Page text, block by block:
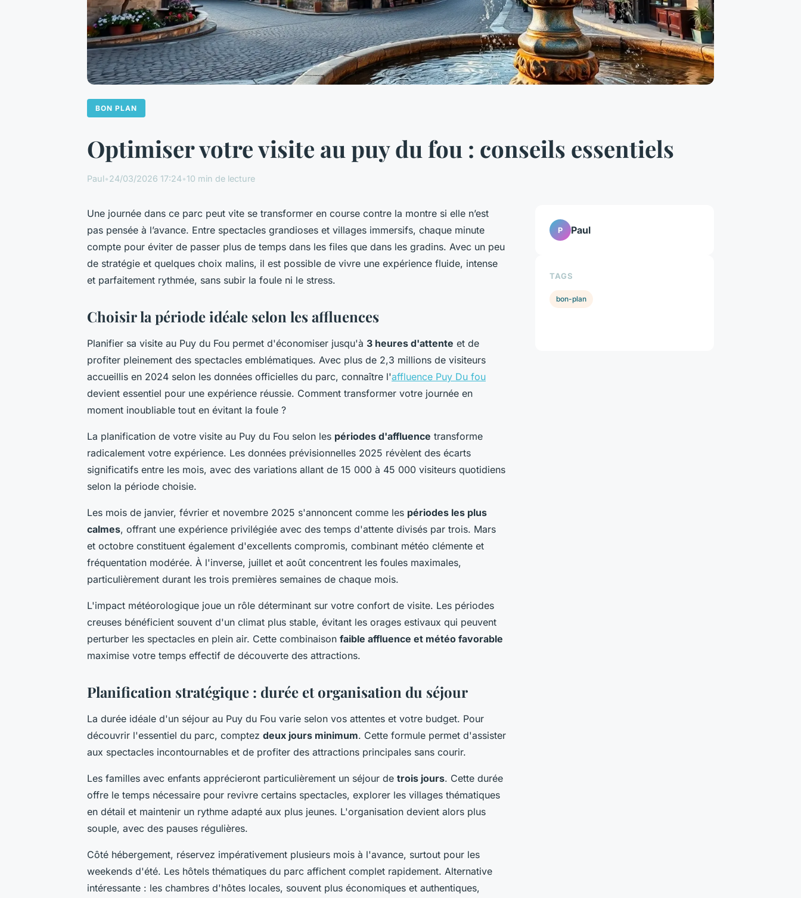
BON PLAN
Optimiser votre visite au puy du fou : conseils essentiels
Paul•24/03/2026 17:24•10 min de lecture
Une journée dans ce parc peut vite se transformer en course contre la montre si elle n’est
pas pensée à l’avance. Entre spectacles grandioses et villages immersifs, chaque minute
compte pour éviter de passer plus de temps dans les files que dans les gradins. Avec un peu
de stratégie et quelques choix malins, il est possible de vivre une expérience fluide, intense
et parfaitement rythmée, sans subir la foule ni le stress.
Choisir la période idéale selon les affluences
Planifier sa visite au Puy du Fou permet d'économiser jusqu'à 3 heures d'attente et de
profiter pleinement des spectacles emblématiques. Avec plus de 2,3 millions de visiteurs
accueillis en 2024 selon les données officielles du parc, connaître l'affluence Puy Du fou
devient essentiel pour une expérience réussie. Comment transformer votre journée en
moment inoubliable tout en évitant la foule ?
La planification de votre visite au Puy du Fou selon les périodes d'affluence transforme
radicalement votre expérience. Les données prévisionnelles 2025 révèlent des écarts
significatifs entre les mois, avec des variations allant de 15 000 à 45 000 visiteurs quotidiens
selon la période choisie.
Les mois de janvier, février et novembre 2025 s'annoncent comme les périodes les plus
calmes, offrant une expérience privilégiée avec des temps d'attente divisés par trois. Mars
et octobre constituent également d'excellents compromis, combinant météo clémente et
fréquentation modérée. À l'inverse, juillet et août concentrent les foules maximales,
particulièrement durant les trois premières semaines de chaque mois.
L'impact météorologique joue un rôle déterminant sur votre confort de visite. Les périodes
creuses bénéficient souvent d'un climat plus stable, évitant les orages estivaux qui peuvent
perturber les spectacles en plein air. Cette combinaison faible affluence et météo favorable
maximise votre temps effectif de découverte des attractions.
Planification stratégique : durée et organisation du séjour
La durée idéale d'un séjour au Puy du Fou varie selon vos attentes et votre budget. Pour
découvrir l'essentiel du parc, comptez deux jours minimum. Cette formule permet d'assister
aux spectacles incontournables et de profiter des attractions principales sans courir.
Les familles avec enfants apprécieront particulièrement un séjour de trois jours. Cette durée
offre le temps nécessaire pour revivre certains spectacles, explorer les villages thématiques
en détail et maintenir un rythme adapté aux plus jeunes. L'organisation devient alors plus
souple, avec des pauses régulières.
Côté hébergement, réservez impérativement plusieurs mois à l'avance, surtout pour les
weekends d'été. Les hôtels thématiques du parc affichent complet rapidement. Alternative
intéressante : les chambres d'hôtes locales, souvent plus économiques et authentiques,
P Paul
TAGS
bon-plan